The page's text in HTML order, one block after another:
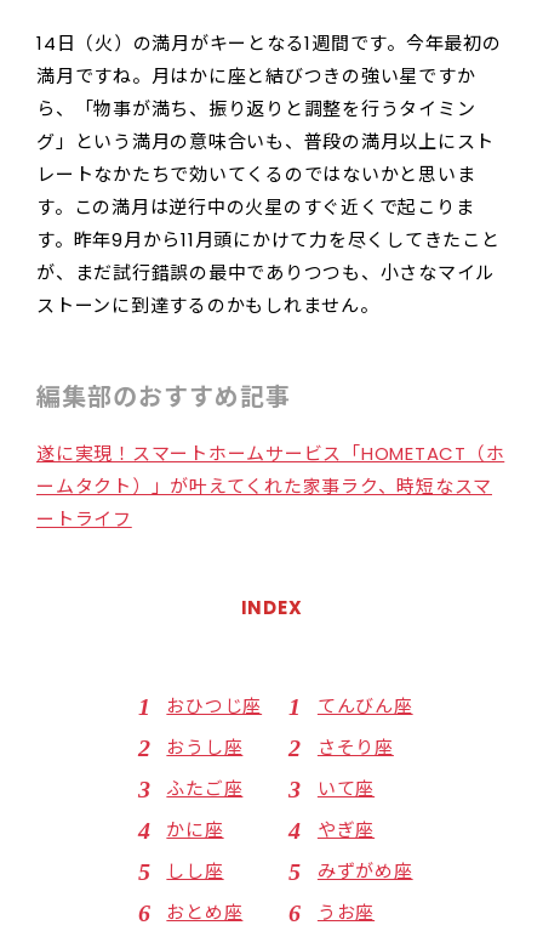
14日（火）の満月がキーとなる1週間です。今年最初の
満月ですね。月はかに座と結びつきの強い星ですか
ら、「物事が満ち、振り返りと調整を行うタイミン
グ」という満月の意味合いも、普段の満月以上にスト
レートなかたちで効いてくるのではないかと思いま
す。この満月は逆行中の火星のすぐ近くで起こりま
す。昨年9月から11月頭にかけて力を尽くしてきたこと
が、まだ試行錯誤の最中でありつつも、小さなマイル
ストーンに到達するのかもしれません。
編集部のおすすめ記事
遂に実現！スマートホームサービス「HOMETACT（ホ
ームタクト）」が叶えてくれた家事ラク、時短なスマ
ートライフ
INDEX
おひつじ座
おうし座
ふたご座
かに座
しし座
おとめ座
てんびん座
さそり座
いて座
やぎ座
みずがめ座
うお座